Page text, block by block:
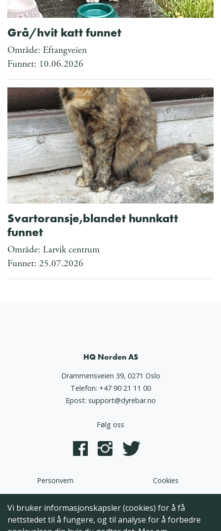
Grå/hvit katt funnet
Område: Eftangveien
Funnet: 10.06.2026
Svartoransje,blandet hunnkatt
funnet
Område: Larvik centrum
Funnet: 25.07.2026
HQ Norden AS
Drammensveien 39, 0271 Oslo
Telefon: +47 90 21 11 00
Epost: support@dyrebar.no
Følg oss
Personvern Cookies
Dyrebar.no er en del av HQ Norden AS. Programvaren,
brukergrensesnittet og alt innhold på denne hjemmesiden er
Vi bruker informasjonskapsler (cookies) for å få
nettstedet til å fungere, og til analyse for å forbedre